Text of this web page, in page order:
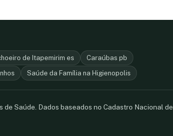
de Itapemirim es
Caraúbas pb
Saúde da Família na Higienopolis
Saúde. Dados baseados no Cadastro Nacional de